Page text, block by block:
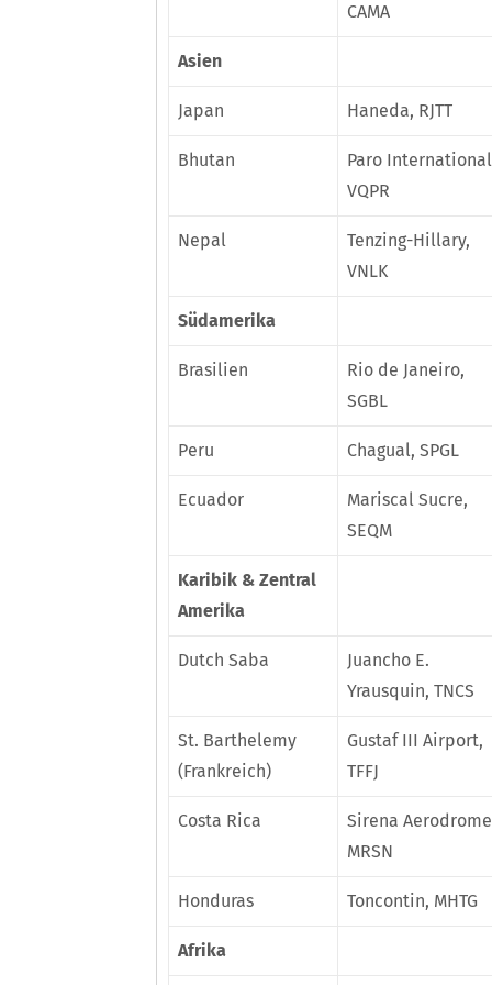
CAMA
Asien
Japan Haneda, RJTT
Bhutan
Paro
VQPR
Nepal
Tenzing-Hillary,
VNLK
Südamerika
Brasilien
Rio de Janeiro,
SGBL
Peru Chagual, SPGL
Ecuador
Mariscal Sucre,
SEQM
Karibik & Zentral
Amerika
Dutch Saba
Juancho E.
Yrausquin, TNCS
St. Barthelemy
(Frankreich)
Gustaf III Airport,
TFFJ
Costa Rica
Sirena
MRSN
Honduras Toncontin, MHTG
Afrika